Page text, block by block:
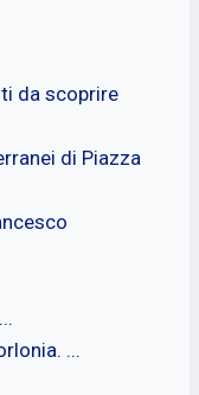
da scoprire
di Piazza
...